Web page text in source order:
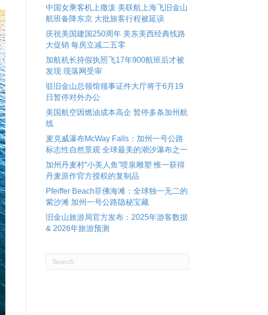
中国女乘客机上撒泼 美联航上海飞旧金山
航班备降东京 大批旅客行程被延误
庆祝美国建国250周年 美东美西经典线路
大促销 每房立减二五零
加航机长持假执照飞17年900航班后才被
发现 现落网受审
驻旧金山总领馆领事证件大厅将于6月19
日暂停对外办公
美国航空因燃油成本高企 暂停多条加州航
线
麦克威瀑布McWay Falls：加州一号公路
标志性自然景观 全球最美的潮汐瀑布之一
加州丹麦村“小美人鱼”喷泉雕塑 惟一获得
丹麦原作官方授权的复制品
Pfeiffer Beach菲佛海滩：全球独一无二的
紫沙滩 加州一号公路隐秘宝藏
旧金山旅游局官方发布：2025年游客数据
& 2026年旅游预测